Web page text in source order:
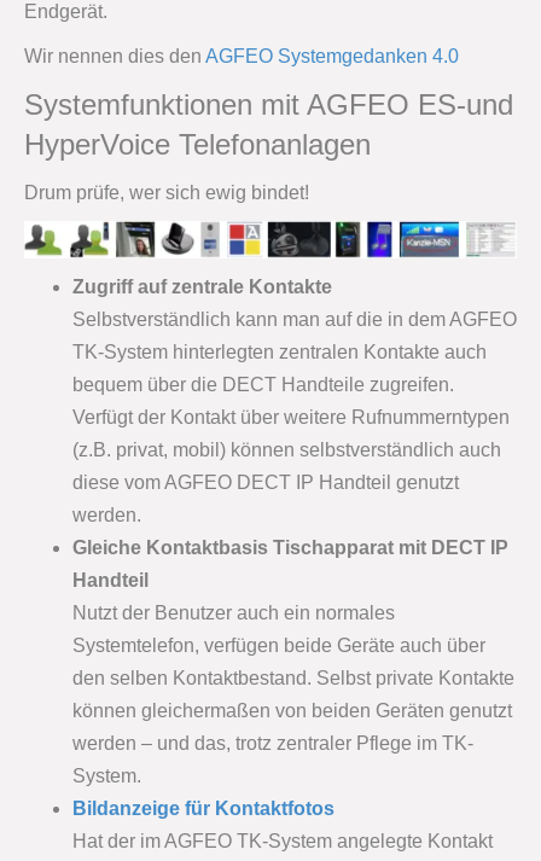
Endgerät.
Wir nennen dies den AGFEO Systemgedanken 4.0
Systemfunktionen mit AGFEO ES-und
HyperVoice Telefonanlagen
Drum prüfe, wer sich ewig bindet!
Zugriff auf zentrale Kontakte
Selbstverständlich kann man auf die in dem AGFEO
TK-System hinterlegten zentralen Kontakte auch
bequem über die DECT Handteile zugreifen.
Verfügt der Kontakt über weitere Rufnummerntypen
(z.B. privat, mobil) können selbstverständlich auch
diese vom AGFEO DECT IP Handteil genutzt
werden.
Gleiche Kontaktbasis Tischapparat mit DECT IP
Handteil
Nutzt der Benutzer auch ein normales
Systemtelefon, verfügen beide Geräte auch über
den selben Kontaktbestand. Selbst private Kontakte
können gleichermaßen von beiden Geräten genutzt
werden – und das, trotz zentraler Pflege im TK-
System.
Bildanzeige für Kontaktfotos
Hat der im AGFEO TK-System angelegte Kontakt